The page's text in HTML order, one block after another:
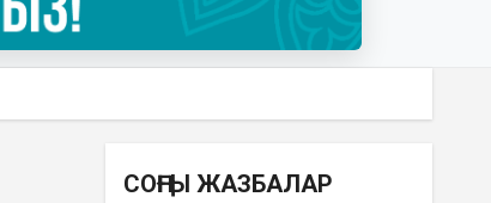
СОҢҒЫ ЖАЗБАЛАР